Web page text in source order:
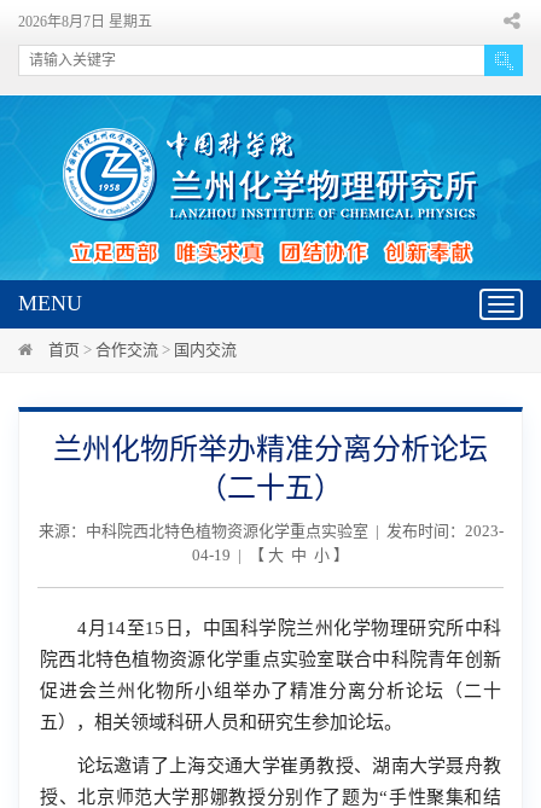
2026年8月7日 星期五
MENU
首页 > 合作交流 > 国内交流
兰州化物所举办精准分离分析论坛
（二十五）
来源：中科院西北特色植物资源化学重点实验室 | 发布时间：2023-
04-19 | 【 大 中 小 】
4月14至15 日，中国科学院兰州化学物理研究所中科
院西北特色植物资源化学重点实验室联合中科院青年创新
促进会兰州化物所小组举办了精准分离分析论坛（二十
五），相关领域科研人员和研究生参加论坛。
论坛邀请了上海交通大学崔勇教授、湖南大学聂舟教
授、北京师范大学那娜教授分别作了题为“手性聚集和结